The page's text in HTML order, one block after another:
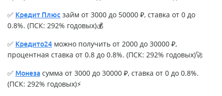
✅ Кредит Плюс займ от 3000 до 50000 ₽, ставка от 0 до
0.8%. (ПСК: 292% годовых)💰
✅ Кредито24 можно получить от 2000 до 30000 ₽,
процентная ставка от 0.8 до 0.8%. (ПСК: 292% годовых)🚀
✅ Монеза сумма от 3000 до 30000 ₽, ставка от 0 до 0.8%.
(ПСК: 292% годовых)⚡